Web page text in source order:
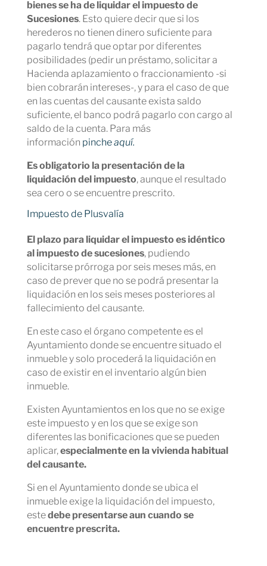
bienes se ha de liquidar el impuesto de
Sucesiones. Esto quiere decir que si los
herederos no tienen dinero suficiente para
pagarlo tendrá que optar por diferentes
posibilidades (pedir un préstamo, solicitar a
Hacienda aplazamiento o fraccionamiento -si
bien cobrarán intereses-, y para el caso de que
en las cuentas del causante exista saldo
suficiente, el banco podrá pagarlo con cargo al
saldo de la cuenta. Para más
información pincheaquí.
Es obligatorio la presentación de la
liquidación del impuesto, aunque el resultado
sea cero o se encuentre prescrito.
Impuesto de Plusvalía
El plazo para liquidar el impuesto es idéntico
al impuesto de sucesiones, pudiendo
solicitarse prórroga por seis meses más, en
caso de prever que no se podrá presentar la
liquidación en los seis meses posteriores al
fallecimiento del causante.
En este caso el órgano competente es el
Ayuntamiento donde se encuentre situado el
inmueble y solo procederá la liquidación en
caso de existir en el inventario algún bien
inmueble.
Existen Ayuntamientos en los que no se exige
este impuesto y en los que se exige son
diferentes las bonificaciones que se pueden
aplicar,especialmente en la vivienda habitual
del causante.
Si en el Ayuntamiento donde se ubica el
inmueble exige la liquidación del impuesto,
estedebe presentarse aun cuando se
encuentre prescrita.